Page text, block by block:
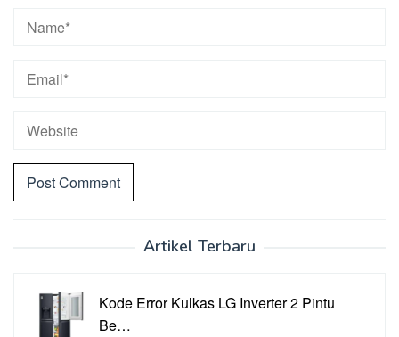
Artikel Terbaru
Kode Error Kulkas LG Inverter 2 Pintu
Be…